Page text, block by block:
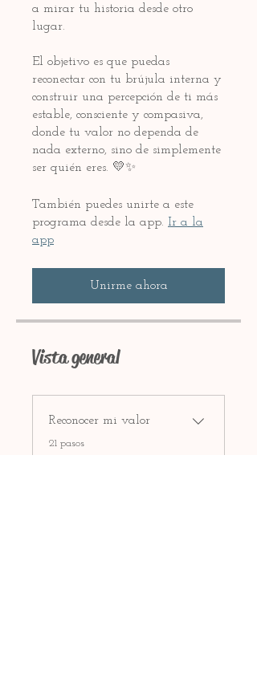
a mirar tu historia desde otro
lugar.
El objetivo es que puedas
reconectar con tu brújula interna y
construir una percepción de ti más
estable, consciente y compasiva,
donde tu valor no dependa de
nada externo, sino de simplemente
También puedes unirte a este
programa desde la app. Ir a la
app
Unirme ahora
Vista general
Reconocer mi valor
.21 pasos